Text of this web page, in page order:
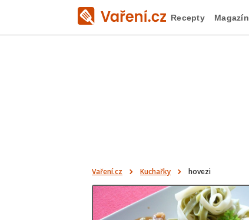
Recepty Magazín
Vaření.cz Kuchařky hovezi